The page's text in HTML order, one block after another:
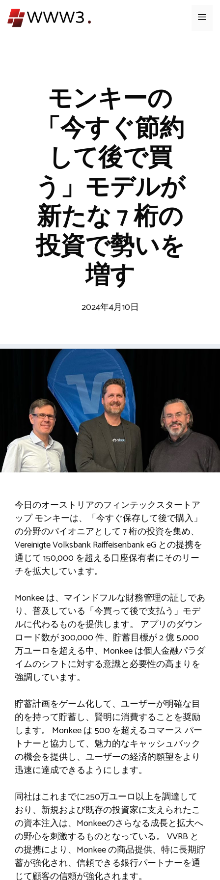
ン
メ
モンキーの
「今すぐ節約
して後で買
う」モデルが
新たな 7 桁の
投資で勢いを
増す
2024年4月10日
今日のオーストリアのフィンテックスタートア
ップモンキーは、「今すぐ保存して後で購入」
の分野のパイオニアとして 7 桁の投資を集め、
Vereinigte Volksbank Raiffeisenbank eG との提携を
通じて 150,000 を超える口座保有者にそのリー
チを拡大しています。
Monkee は、マインドフルな財務管理の証しであ
り、普及している「今買って後で支払う」モデ
ルに代わるものを提供します。 アプリのダウン
ロード数が 300,000 件、貯蓄目標が 2 億 5,000
万ユーロを超える中、Monkee は個​​人金融パラダ
イムのシフトに対する意識と必要性の高まりを
強調しています。
貯蓄計画をゲーム化して、ユーザーが明確な目
的を持って貯蓄し、賢明に消費することを奨励
します。 Monkee は 500 を超えるコマース パー
トナーと協力して、魅力的なキャッシュバック
の機会を提供し、ユーザーの経済的願望をより
迅速に達成できるようにします。
同社はこれまでに250万ユーロ以上を調達して
おり、新規および既存の投資家に支えられたこ
の資本注入は、Monkeeのさらなる成長と拡大へ
の野心を刺激するものとなっている。 VVRB と
の提携により、Monkee の商品提供、特に長期貯
蓄が強化され、信頼できる銀行パートナーを通
じて顧客の信頼が強化されます。